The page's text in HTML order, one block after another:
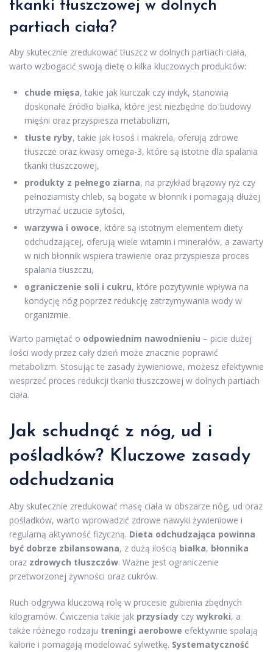
tkanki tłuszczowej w dolnych
partiach ciała?
Aby skutecznie zredukować tłuszcz w dolnych partiach ciała,
warto wzbogacić swoją dietę o kilka kluczowych produktów:
chude mięsa, takie jak kurczak czy indyk, stanowią
doskonałe źródło białka, które jest niezbędne do budowy
mięśni oraz przyspiesza metabolizm,
tłuste ryby, takie jak łosoś i makrela, oferują zdrowe
tłuszcze oraz kwasy omega-3, które są istotne dla spalania
tkanki tłuszczowej,
produkty z pełnego ziarna, na przykład brązowy ryż czy
pełnoziarnisty chleb, są bogate w błonnik i pomagają dłużej
utrzymać uczucie sytości,
warzywa i owoce, które są istotnym elementem diety
odchudzającej, oferują wiele witamin i minerałów, a zawarty
w nich błonnik wspiera trawienie oraz przyspiesza proces
spalania tłuszczu,
ograniczenie soli i cukru, które pozytywnie wpływa na
kondycję nóg poprzez redukcję zatrzymywania wody w
organizmie.
Warto pamiętać o odpowiednim nawodnieniu – picie dużej
ilości wody przez cały dzień może znacznie poprawić
metabolizm. Stosując te zasady żywieniowe, możesz efektywnie
wesprzeć proces redukcji tkanki tłuszczowej w dolnych partiach
ciała.
Jak schudnąć z nóg, ud i
pośladków? Kluczowe zasady
odchudzania
Aby skutecznie zredukować masę ciała w obszarze nóg, ud oraz
pośladków, warto wprowadzić zdrowe nawyki żywieniowe i
regularną aktywność fizyczną. Dieta odchudzająca powinna
być dobrze zbilansowana, z dużą ilością białka, błonnika
oraz zdrowych tłuszczów. Ważne jest ograniczenie
przetworzonej żywności oraz cukrów.
Ruch odgrywa kluczową rolę w procesie gubienia zbędnych
kilogramów. Ćwiczenia takie jak przysiady czy wykroki, a
także różnego rodzaju treningi aerobowe efektywnie spalają
kalorie i pomagają modelować sylwetkę. Systematyczność